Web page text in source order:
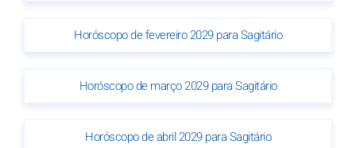
Horóscopo de fevereiro 2029 para Sagitário
Horóscopo de março 2029 para Sagitário
Horóscopo de abril 2029 para Sagitário